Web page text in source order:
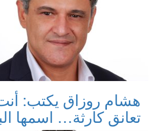
هشام روزاق يكتب:
تعانق كارثة… اسمها